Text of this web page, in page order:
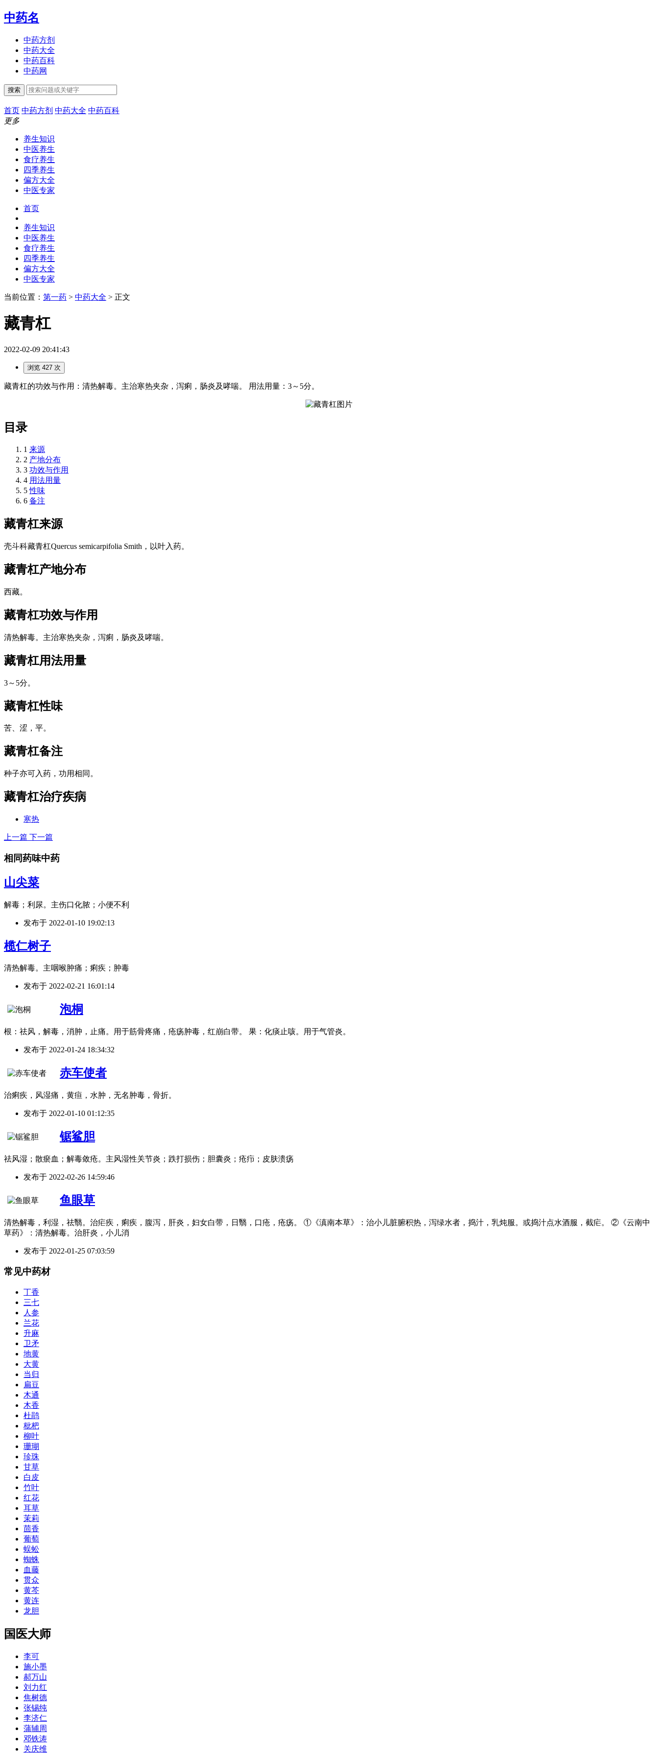
中药名
中药方剂
中药大全
中药百科
中药网
搜索
首页 中药方剂 中药大全 中药百科
更多
养生知识
中医养生
食疗养生
四季养生
偏方大全
中医专家
首页
养生知识
中医养生
食疗养生
四季养生
偏方大全
中医专家
当前位置： 第一药 > 中药大全 > 正文
藏青杠
2022-02-09 20:41:43
浏览 427 次
藏青杠的功效与作用：清热解毒。主治寒热夹杂，泻痢，肠炎及哮喘。 用法用量：3～5分。
目录
1 来源
2 产地分布
3 功效与作用
4 用法用量
5 性味
6 备注
藏青杠来源
壳斗科藏青杠Quercus semicarpifolia Smith，以叶入药。
藏青杠产地分布
西藏。
藏青杠功效与作用
清热解毒。主治寒热夹杂，泻痢，肠炎及哮喘。
藏青杠用法用量
3～5分。
藏青杠性味
苦、涩，平。
藏青杠备注
种子亦可入药，功用相同。
藏青杠治疗疾病
寒热
上一篇 下一篇
相同药味中药
山尖菜
解毒；利尿。主伤口化脓；小便不利
发布于 2022-01-10 19:02:13
榄仁树子
清热解毒。主咽喉肿痛；痢疾；肿毒
发布于 2022-02-21 16:01:14
泡桐
根：祛风，解毒，消肿，止痛。用于筋骨疼痛，疮疡肿毒，红崩白带。 果：化痰止咳。用于气管炎。
发布于 2022-01-24 18:34:32
赤车使者
治痢疾，风湿痛，黄疸，水肿，无名肿毒，骨折。
发布于 2022-01-10 01:12:35
锯鲨胆
祛风湿；散瘀血；解毒敛疮。主风湿性关节炎；跌打损伤；胆囊炎；疮疖；皮肤溃疡
发布于 2022-02-26 14:59:46
鱼眼草
清热解毒，利湿，祛翳。治疟疾，痢疾，腹泻，肝炎，妇女白带，日翳，口疮，疮疡。 ①《滇南本草》：治小儿脏腑积热，泻绿水者，捣汁，乳炖服。或捣汁点水酒服，截疟。 ②《云南中
草药》：清热解毒。治肝炎，小儿消
发布于 2022-01-25 07:03:59
常见中药材
丁香
三七
人参
兰花
升麻
卫矛
地黄
大黄
当归
扁豆
木通
木香
杜鹃
枇杷
柳叶
珊瑚
珍珠
甘草
白皮
竹叶
红花
耳草
茉莉
茴香
葡萄
蜈蚣
蜘蛛
血藤
贯众
黄芩
黄连
龙胆
国医大师
李可
施小墨
郝万山
刘力红
焦树德
张锡纯
李济仁
蒲辅周
邓铁涛
关庆维